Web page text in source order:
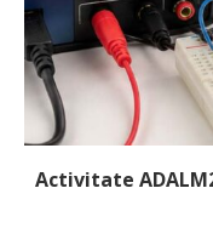
Activitate